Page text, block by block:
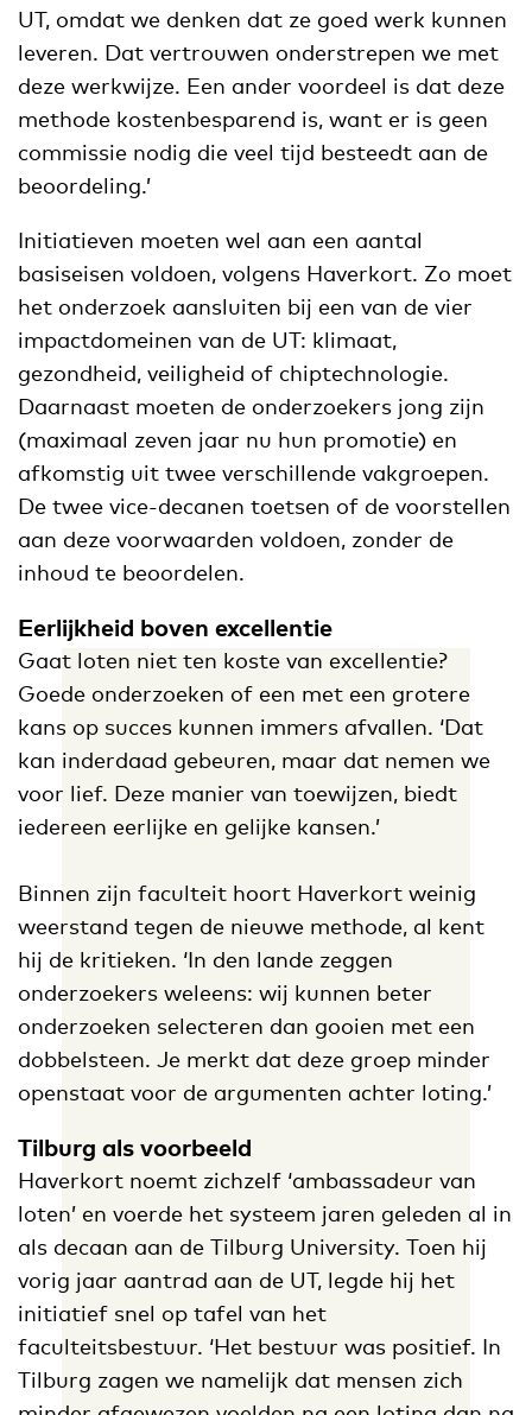
UT, omdat we denken dat ze goed werk kunnen
leveren. Dat vertrouwen onderstrepen we met
deze werkwijze. Een ander voordeel is dat deze
methode kostenbesparend is, want er is geen
commissie nodig die veel tijd besteedt aan de
beoordeling.’
Initiatieven moeten wel aan een aantal
basiseisen voldoen, volgens Haverkort. Zo moet
het onderzoek aansluiten bij een van de vier
impactdomeinen van de UT: klimaat,
gezondheid, veiligheid of chiptechnologie.
Daarnaast moeten de onderzoekers jong zijn
(maximaal zeven jaar nu hun promotie) en
afkomstig uit twee verschillende vakgroepen.
De twee vice-decanen toetsen of de voorstellen
aan deze voorwaarden voldoen, zonder de
inhoud te beoordelen.
Eerlijkheid boven excellentie
Gaat loten niet ten koste van excellentie?
Goede onderzoeken of een met een grotere
kans op succes kunnen immers afvallen. ‘Dat
kan inderdaad gebeuren, maar dat nemen we
voor lief. Deze manier van toewijzen, biedt
iedereen eerlijke en gelijke kansen.’
Binnen zijn faculteit hoort Haverkort weinig
weerstand tegen de nieuwe methode, al kent
hij de kritieken. ‘In den lande zeggen
onderzoekers weleens: wij kunnen beter
onderzoeken selecteren dan gooien met een
dobbelsteen. Je merkt dat deze groep minder
openstaat voor de argumenten achter loting.’
Tilburg als voorbeeld
Haverkort noemt zichzelf ‘ambassadeur van
loten’ en voerde het systeem jaren geleden al in
als decaan aan de Tilburg University. Toen hij
vorig jaar aantrad aan de UT, legde hij het
initiatief snel op tafel van het
faculteitsbestuur. ‘Het bestuur was positief. In
Tilburg zagen we namelijk dat mensen zich